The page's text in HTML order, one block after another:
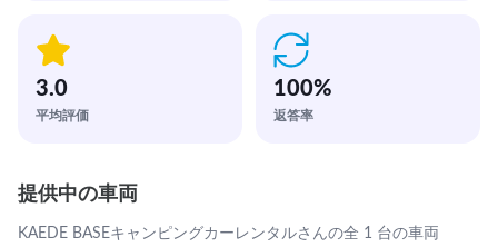
3.0
平均評価
100%
返答率
提供中の車両
KAEDE BASEキャンピングカーレンタルさんの全 1 台の車両